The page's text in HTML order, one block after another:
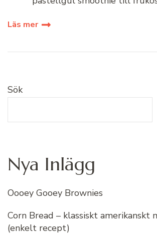
Läs mer
Sök
Nya Inlägg
Oooey Gooey Brownies
Corn Bread – klassiskt amerikanskt
(enkelt recept)